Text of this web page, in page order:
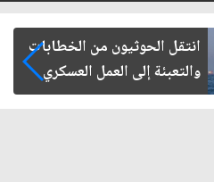
انتقل الحوثيون من الخطابات
والتعبئة إلى العمل العسكري